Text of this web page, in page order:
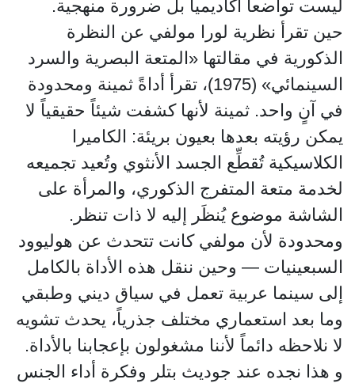
ليست تواضعاً أكاديمياً بل ضرورة منهجية.
حين تقرأ نظرية لورا مولفي عن النظرة
الذكورية في مقالتها «المتعة البصرية والسرد
السينمائي» (1975)، تقرأ أداةً ثمينة ومحدودة
في آنٍ واحد. ثمينة لأنها كشفت شيئاً حقيقياً لا
يمكن رؤيته بعدها بعيون بريئة: الكاميرا
الكلاسيكية تُقطِّع الجسد الأنثوي وتُعيد تجميعه
لخدمة متعة المتفرج الذكوري، والمرأة على
الشاشة موضوع يُنظَر إليه لا ذات تنظر.
ومحدودة لأن مولفي كانت تتحدث عن هوليوود
السبعينيات — وحين ننقل هذه الأداة بالكامل
إلى سينما عربية تعمل في سياق ديني وطبقي
وما بعد استعماري مختلف جذرياً، يحدث تشويه
لا نلاحظه دائماً لأننا مشغولون بإعجابنا بالأداة.
و هذا نجده عند جوديث بتلر وفكرة أداء الجنس